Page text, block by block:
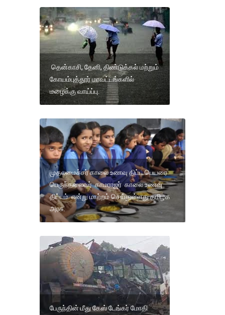
தென்காசி, தேனி, திண்டுக்கல் மற்றும்
கோயம்புத்தூர் மாவட்டங்களில்
மழைக்கு வாய்ப்பு.
முதலமைச்சர் காலை உணவு திட்ட பெயரை
பெருந்தலைவர் காமராஜர் காலை உணவு
திட்டம் என்று மாற்றம் செய்துள்ளது தமிழக
அரசு.
பேருந்தின் மீது கேஸ் டேங்கர் மோதி